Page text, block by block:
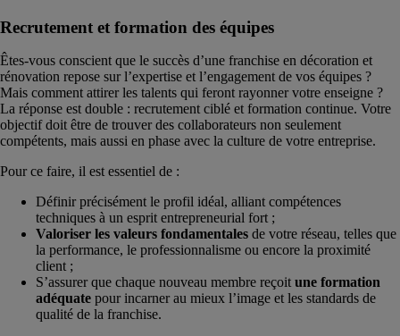
Recrutement et formation des équipes
Êtes-vous conscient que le succès d’une franchise en décoration et
rénovation repose sur l’expertise et l’engagement de vos équipes ?
Mais comment attirer les talents qui feront rayonner votre enseigne ?
La réponse est double : recrutement ciblé et formation continue. Votre
objectif doit être de trouver des collaborateurs non seulement
compétents, mais aussi en phase avec la culture de votre entreprise.
Pour ce faire, il est essentiel de :
Définir précisément le profil idéal, alliant compétences
techniques à un esprit entrepreneurial fort ;
Valoriser les valeurs fondamentales de votre réseau, telles que
la performance, le professionnalisme ou encore la proximité
client ;
S’assurer que chaque nouveau membre reçoit une formation
adéquate pour incarner au mieux l’image et les standards de
qualité de la franchise.